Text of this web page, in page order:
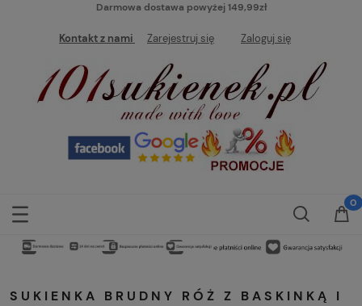
Darmowa dostawa powyżej 149,99zł
Kontakt z nami Zarejestruj się Zaloguj się
SUKIENKA BRUDNY RÓŻ Z BASKINKĄ I